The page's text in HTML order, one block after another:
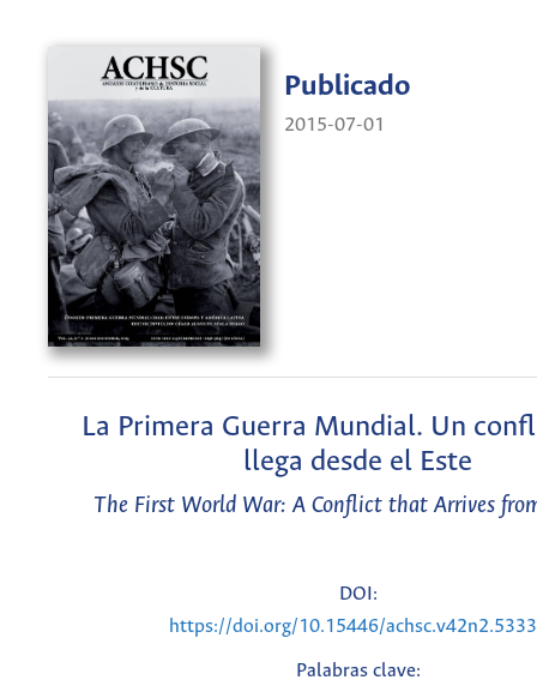
Publicado
2015-07-01
La Primera Guerra Mundial. Un
llega desde el Este
The First World War: A Conflict that Arrives
DOI:
https://doi.org/10.15446/
Palabras clave: